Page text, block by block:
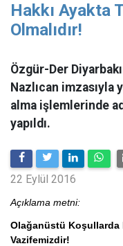
Hakkı Ayakta
Olmalıdır!
Özgür-Der
Nazlıcan imzasıyla
alma işlemlerinde
yapıldı.
22 Eylül 2016
Açıklama metni:
Olağanüstü Koşullarda
Vazifemizdir!